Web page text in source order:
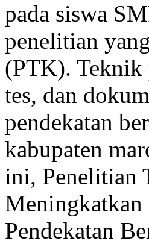
pada siswa
penelitian
(PTK). Teknik
tes, dan
pendekatan
kabupaten
ini, Penelitian
Pendekatan